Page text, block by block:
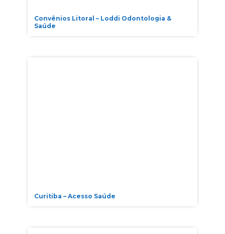
Convênios Litoral – Loddi Odontologia &
Saúde
Curitiba – Acesso Saúde